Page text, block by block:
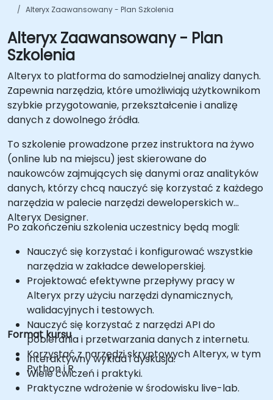
Alteryx Zaawansowany - Plan Szkolenia
Alteryx Zaawansowany - Plan
Szkolenia
Alteryx to platforma do samodzielnej analizy danych.
Zapewnia narzędzia, które umożliwiają użytkownikom
szybkie przygotowanie, przekształcenie i analizę
danych z dowolnego źródła.
To szkolenie prowadzone przez instruktora na żywo
(online lub na miejscu) jest skierowane do
naukowców zajmujących się danymi oraz analityków
danych, którzy chcą nauczyć się korzystać z każdego
narzędzia w palecie narzędzi deweloperskich w
Alteryx Designer.
Po zakończeniu szkolenia uczestnicy będą mogli:
Nauczyć się korzystać i konfigurować wszystkie
narzędzia w zakładce deweloperskiej.
Projektować efektywne przepływy pracy w
Alteryx przy użyciu narzędzi dynamicznych,
walidacyjnych i testowych.
Nauczyć się korzystać z narzędzi API do
pobierania i przetwarzania danych z internetu.
Korzystać z narzędzi skryptowych Alteryx, w tym
Python i R.
Format kursu
Interaktywny wykład i dyskusja.
Wiele ćwiczeń i praktyki.
Praktyczne wdrożenie w środowisku live-lab.